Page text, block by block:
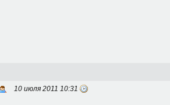
10 июля 2011 10:31